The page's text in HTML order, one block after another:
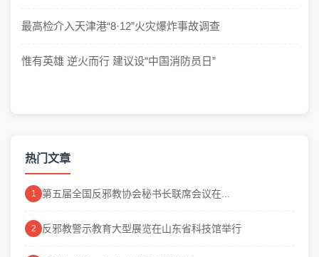
最高检介入天津港“8·12”火灾爆炸事故调查
惟有英雄 逆火而行 建议设“中国消防员日”
热门文章
1 第五届全国反邪教协会秘书长联席会议在...
2 反邪教警示教育大型展览在山东省科技馆举行